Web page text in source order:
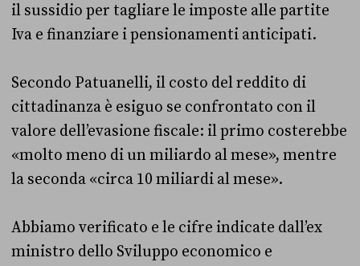
il sussidio per tagliare le imposte alle partite
Iva e finanziare i pensionamenti anticipati.
Secondo Patuanelli, il costo del reddito di
cittadinanza è esiguo se confrontato con il
valore dell’evasione fiscale: il primo costerebbe
«molto meno di un miliardo al mese», mentre
la seconda «circa 10 miliardi al mese».
Abbiamo verificato e le cifre indicate dall’ex
ministro dello Sviluppo economico e